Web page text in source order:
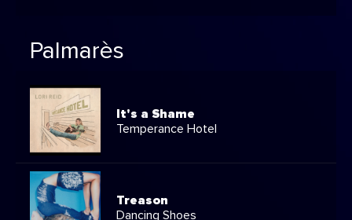
Palmarès
It's a Shame
Temperance Hotel
Treason
Dancing Shoes